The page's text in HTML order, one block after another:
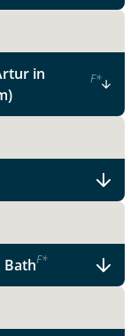
in
F*
BathF*